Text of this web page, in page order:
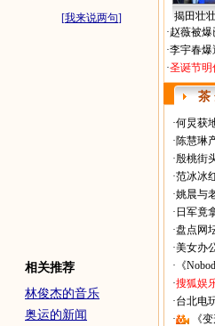
[我来说两句]
相关推荐
林俊杰的音乐
奥运的新闻
揭田壮
·赵薇被
·李宇春爆
·圣诞节明
茶
·何炅获
·陈慧琳
·殷桃街
·范冰冰
·姚晨与
· 日军竟
·盘点网
·美女办
· 《
·搜狐娱
·台北电
·
《